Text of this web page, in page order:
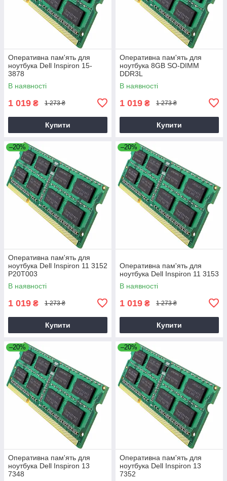
Оперативна пам'ять для
ноутбука Dell Inspiron 15-
3878
В наявності
1 019 ₴ 1 273 ₴
Купити
Оперативна пам'ять для
ноутбука 8GB SO-DIMM
DDR3L
В наявності
1 019 ₴ 1 273 ₴
Купити
–20%
Оперативна пам'ять для
ноутбука Dell Inspiron 11 3152
P20T003
В наявності
1 019 ₴ 1 273 ₴
Купити
–20%
Оперативна пам'ять для
ноутбука Dell Inspiron 11 3153
В наявності
1 019 ₴ 1 273 ₴
Купити
–20%
Оперативна пам'ять для
ноутбука Dell Inspiron 13
7348
–20%
Оперативна пам'ять для
ноутбука Dell Inspiron 13
7352